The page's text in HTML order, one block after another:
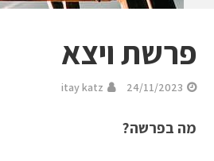
פרשת ויצא
24/11/2023
itay katz
מה בפרשה?